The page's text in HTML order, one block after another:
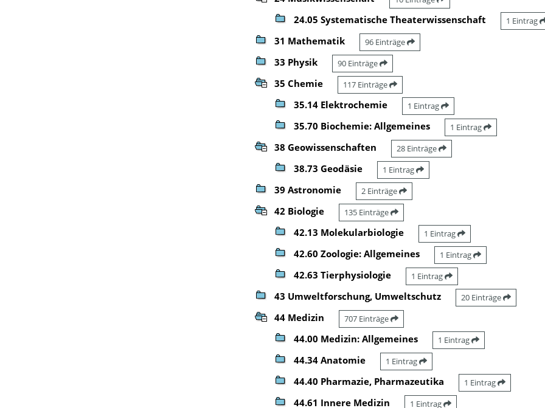
24.05 Systematische Theaterwissenschaft 1 Eintrag
31 Mathematik 96 Einträge
33 Physik 90 Einträge
35 Chemie 117 Einträge
35.14 Elektrochemie 1 Eintrag
35.70 Biochemie: Allgemeines 1 Eintrag
38 Geowissenschaften 28 Einträge
38.73 Geodäsie 1 Eintrag
39 Astronomie 2 Einträge
42 Biologie 135 Einträge
42.13 Molekularbiologie 1 Eintrag
42.60 Zoologie: Allgemeines 1 Eintrag
42.63 Tierphysiologie 1 Eintrag
43 Umweltforschung, Umweltschutz 20 Einträge
44 Medizin 707 Einträge
44.00 Medizin: Allgemeines 1 Eintrag
44.34 Anatomie 1 Eintrag
44.40 Pharmazie, Pharmazeutika 1 Eintrag
44.61 Innere Medizin 1 Eintrag